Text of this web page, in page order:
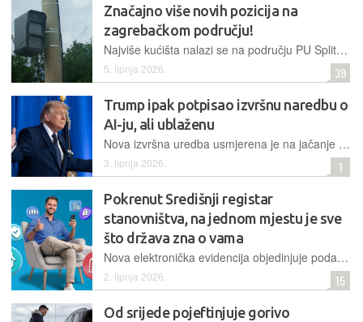
Značajno više novih pozicija na
zagrebačkom području!
Najviše kućišta nalazi se na području PU Splitsko-dalmatinske, njih čak 95, a prati ga područje PU Zagrebačke koje zaostaje tek za njih devet
5. lipnja 2026. 39
Trump ipak potpisao izvršnu naredbu o
AI-ju, ali ublaženu
Nova izvršna uredba usmjerena je na jačanje kibernetičke i nacionalne sigurnosti kroz dobrovoljnu suradnju s tehnološkim sektorom, a izbjegava uvođenje obvezujućih regulatornih opterećenja
3. lipnja 2026. 1
Pokrenut Središnji registar
stanovništva, na jednom mjestu je sve
što država zna o vama
Nova elektronička evidencija objedinjuje podatke iz različitih službenih izvora, smanjuje administraciju i omogućuje građanima dobrovoljnu dopunu informacija radi ostvarivanja prava
2. lipnja 2026. 15
Od srijede pojeftinjuje gorivo